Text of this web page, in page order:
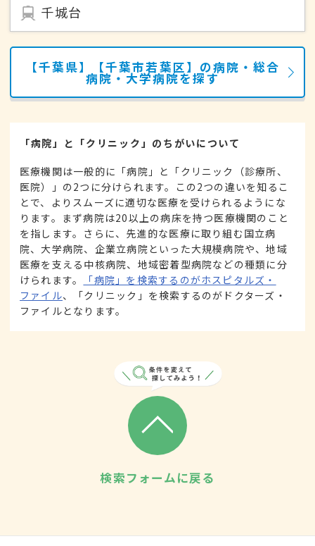
千城台
【千葉県】【千葉市若葉区】の病院・総合
病院・大学病院を探す
「病院」と「クリニック」のちがいについて
医療機関は一般的に「病院」と「クリニック（診療所、
医院）」の2つに分けられます。この2つの違いを知るこ
とで、よりスムーズに適切な医療を受けられるようにな
ります。まず病院は20以上の病床を持つ医療機関のこと
を指します。さらに、先進的な医療に取り組む国立病
院、大学病院、企業立病院といった大規模病院や、地域
医療を支える中核病院、地域密着型病院などの種類に分
けられます。
「病院」を検索するのがホスピタルズ・
ファイル、「クリニック」を検索するのがドクターズ・
ファイルとなります。
検索フォームに戻る